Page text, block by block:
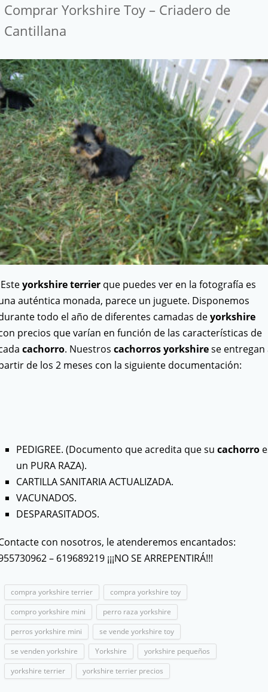
Comprar Yorkshire Toy – Criadero de
Cantillana
yorkshire terrierque puedes ver en la fotografía es
auténtica monada, parece un juguete. Disponemos
todo el año de diferentes camadas deyorkshire
precios que varían en función de las características de
cachorro. Nuestros cachorros yorkshirese entregan
de los 2 meses con la siguiente documentación:
PEDIGREE. (Documento que acredita que su cachorro
un PURA RAZA).
CARTILLA SANITARIA ACTUALIZADA.
VACUNADOS.
DESPARASITADOS.
con nosotros, le atenderemos encantados:
– 619689219 ¡¡¡NO SE ARREPENTIRÁ!!!
compra yorkshire terrier
compra yorkshire toy
compro yorkshire mini
perro raza yorkshire
perros yorkshire mini
se vende yorkshire toy
se venden yorkshire
Yorkshire
yorkshire pequeños
yorkshire terrier
yorkshire terrier precios